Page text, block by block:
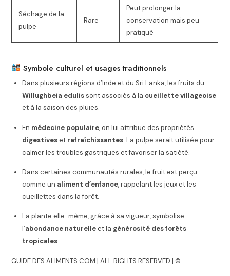
Séchage de la
pulpe
Rare
Peut prolonger la
conservation mais peu
pratiqué
Symbole culturel et usages traditionnels
Dans plusieurs régions d’Inde et du Sri Lanka, les fruits du
Willughbeia edulissont associés à la cueillette villageoise
et à la saison des pluies.
En médecine populaire, on lui attribue des propriétés
digestiveset rafraîchissantes. La pulpe serait utilisée pour
calmer les troubles gastriques et favoriser la satiété.
Dans certaines communautés rurales, le fruit est perçu
comme un aliment d’enfance, rappelant les jeux et les
cueillettes dans la forêt.
La plante elle-même, grâce à sa vigueur, symbolise
l’abondance naturelleet la générosité des forêts
tropicales.
GUIDE DES ALIMENTS.COM | ALL RIGHTS RESERVED | ©